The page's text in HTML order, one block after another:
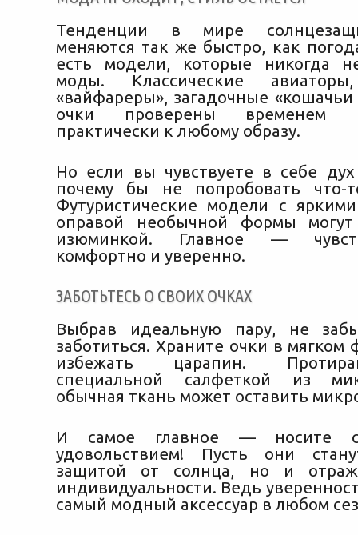
Тенденции в мире
меняются так же быстро, как
есть модели, которые никогда
моды. Классические
«вайфареры», загадочные
очки проверены временем
практически к любому образу.
Но если вы чувствуете в себе
почему бы не попробовать что-
Футуристические модели с
оправой необычной формы
изюминкой. Главное —
комфортно и уверенно.
ЗАБОТЬТЕСЬ О СВОИХ ОЧКАХ
Выбрав идеальную пару, не
заботиться. Храните очки в мягком
избежать царапин.
специальной салфеткой из
обычная ткань может оставить
И самое главное — носите
удовольствием! Пусть они
защитой от солнца, но и
индивидуальности. Ведь
самый модный аксессуар в любом